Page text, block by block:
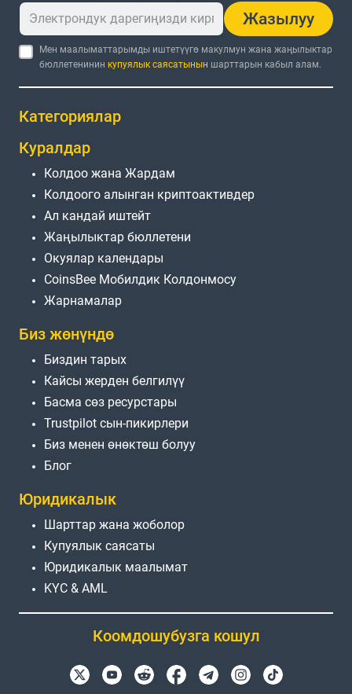
Жазылуу
Мен маалыматтарымды иштетүүгө макулмун жана жаңылыктар
бюллетенинин купуялык саясатынын шарттарын кабыл алам.
Категориялар
Куралдар
Колдоо жана Жардам
Колдоого алынган криптоактивдер
Ал кандай иштейт
Жаңылыктар бюллетени
Окуялар календары
CoinsBee Мобилдик Колдонмосу
Жарнамалар
Биз жөнүндө
Биздин тарых
Кайсы жерден белгилүү
Басма сөз ресурстары
Trustpilot сын-пикирлери
Биз менен өнөктөш болуу
Блог
Юридикалык
Шарттар жана жоболор
Купуялык саясаты
Юридикалык маалымат
KYC & AML
Коомдошубузга кошул